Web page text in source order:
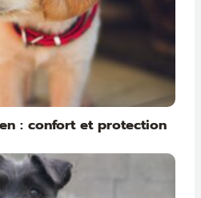
: confort et protection